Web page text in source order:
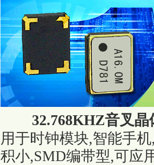
32.768KHZ音叉晶
用于时钟模块,智能手
积小,SMD编带型,可应